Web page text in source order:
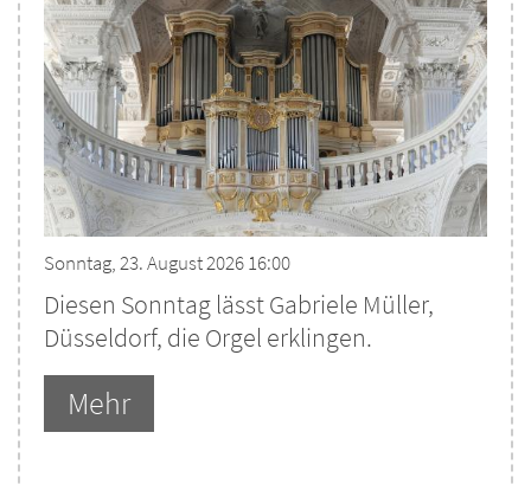
Sonntag, 23. August 2026 16:00
Diesen Sonntag lässt Gabriele Müller,
Düsseldorf, die Orgel erklingen.
Mehr